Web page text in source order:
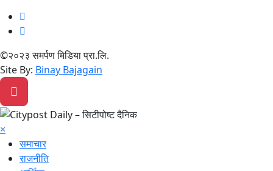
©२०२३ समर्पण मिडिया प्रा.लि.
Site By: Binay Bajagain
×
समाचार
राजनीति